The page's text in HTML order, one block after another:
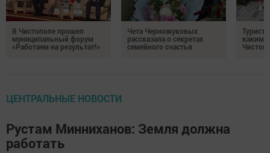
В Чистополе прошел
муниципальный форум
«Работаем на результат!»
Чета Черножуковых
рассказала о секретах
семейного счастья
каким
ЦЕНТРАЛЬНЫЕ НОВОСТИ
Рустам Минниханов: Земля должна
работать